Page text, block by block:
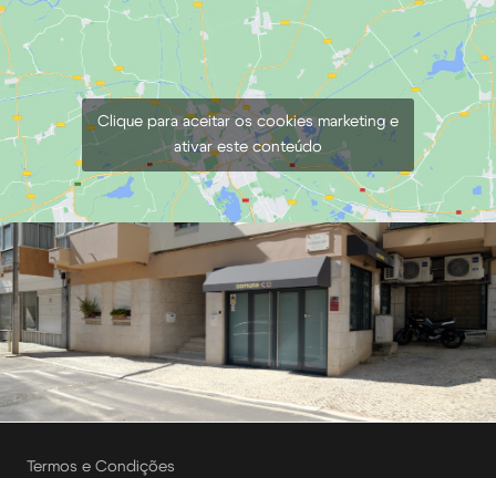
Clique para aceitar os cookies marketing e
ativar este conteúdo
Termos e Condições